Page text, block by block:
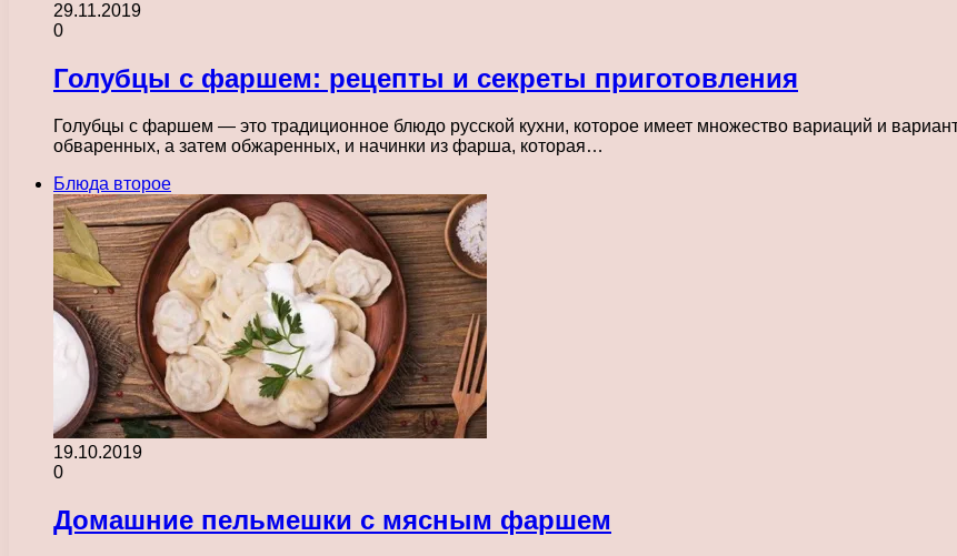
29.11.2019
0
Голубцы с фаршем: рецепты и секреты приготовления
Голубцы с фаршем — это традиционное блюдо русской кухни, которое имеет множество вариаций и
обваренных, а затем обжаренных, и начинки из фарша, которая…
Блюда второе
19.10.2019
0
Домашние пельмешки с мясным фаршем